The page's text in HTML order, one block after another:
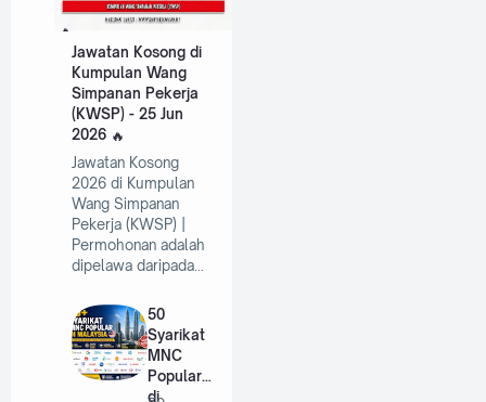
Jawatan Kosong di
Kumpulan Wang
Simpanan Pekerja
(KWSP) - 25 Jun
2026
Jawatan Kosong
2026 di Kumpulan
Wang Simpanan
Pekerja (KWSP) |
Permohonan adalah
dipelawa daripada…
50
Syarikat
MNC
Popular
di